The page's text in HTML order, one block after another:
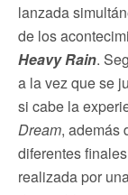
lanzada
de los
Heavy Rain.
a la vez que se
si cabe la
Dream, además
diferentes
realizada por